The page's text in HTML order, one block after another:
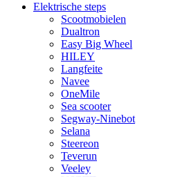
Elektrische steps
Scootmobielen
Dualtron
Easy Big Wheel
HILEY
Langfeite
Navee
OneMile
Sea scooter
Segway-Ninebot
Selana
Steereon
Teverun
Veeley